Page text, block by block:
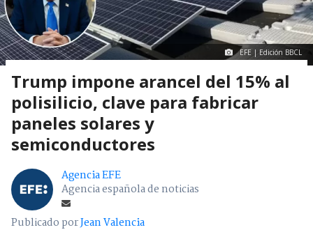
EFE | Edición BBCL
Trump impone arancel del 15% al
polisilicio, clave para fabricar
paneles solares y
semiconductores
Agencia EFE
Agencia española de noticias
Publicado porJean Valencia